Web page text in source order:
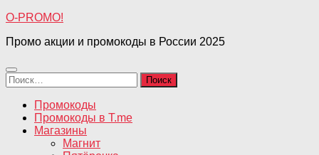
O-PROMO!
Промо акции и промокоды в России 2025
Найти:
Промокоды
Промокоды в T.me
Магазины
Магнит